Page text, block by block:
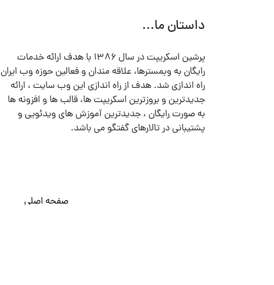
داستان ما...
پرشین اسکریپت در سال ۱۳۸۶ با هدف ارائه خدمات
رایگان به وبمسترها، علاقه مندان و فعالین حوزه وب ایران
راه اندازی شد. هدف از راه اندازی این وب سایت ، ارائه
جدیدترین و بروزترین اسکریپت ها، قالب ها و افزونه ها
به صورت رایگان ، جدیدترین آموزش های ویدئویی و
پشتیبانی در تالارهای گفتگو می باشد.
صفحه اصلی